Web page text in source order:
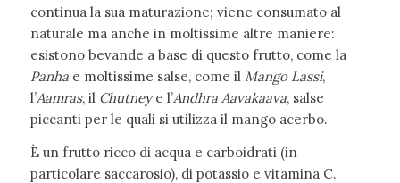
continua la sua maturazione; viene consumato al
naturale ma anche in moltissime altre maniere:
esistono bevande a base di questo frutto, come la
Panhae moltissime salse, come il Mango Lassi,
l’Aamras, il Chutneye l’Andhra Aavakaava, salse
piccanti per le quali si utilizza il mango acerbo.
È un frutto ricco di acqua e carboidrati (in
particolare saccarosio), di potassio e vitamina C.